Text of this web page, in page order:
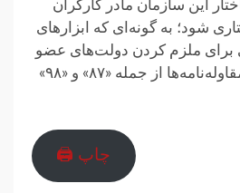
این سازمان مادر کارگران
شود؛ به گونه‌ای که ابزار‌های
برای ملزم کردن دولت‌های عضو
به اجرای بنیادی‌ترین مقاوله‌نامه‌ها از جمله «۸۷» و «۹۸»
چاپ 🖨